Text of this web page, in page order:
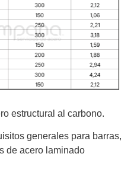
estructural al carbono.
generales para barras,
de acero laminado